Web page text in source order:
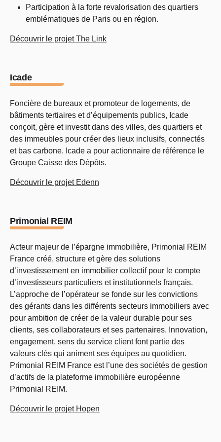
Participation à la forte revalorisation des quartiers
emblématiques de Paris ou en région.
Découvrir le projet The Link
Icade
Foncière de bureaux et promoteur de logements, de
bâtiments tertiaires et d’équipements publics, Icade
conçoit, gère et investit dans des villes, des quartiers et
des immeubles pour créer des lieux inclusifs, connectés
et bas carbone. Icade a pour actionnaire de référence le
Groupe Caisse des Dépôts.
Découvrir le projet Edenn
Primonial REIM
Acteur majeur de l’épargne immobilière, Primonial REIM
France créé, structure et gère des solutions
d’investissement en immobilier collectif pour le compte
d’investisseurs particuliers et institutionnels français.
L’approche de l’opérateur se fonde sur les convictions
des gérants dans les différents secteurs immobiliers avec
pour ambition de créer de la valeur durable pour ses
clients, ses collaborateurs et ses partenaires. Innovation,
engagement, sens du service client font partie des
valeurs clés qui animent ses équipes au quotidien.
Primonial REIM France est l’une des sociétés de gestion
d’actifs de la plateforme immobilière européenne
Primonial REIM.
Découvrir le projet Hopen